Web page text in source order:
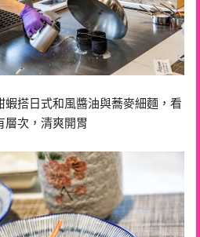
蝦搭日式和風醬油與蕎麥細麵，看
層次，清爽開胃